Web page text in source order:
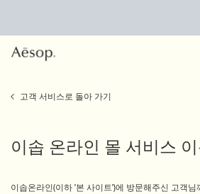
고객 서비스로 돌아 가기
이솝 온라인 몰 서비스
이솝온라인(이하 '본 사이트')에 방문해주신 고객